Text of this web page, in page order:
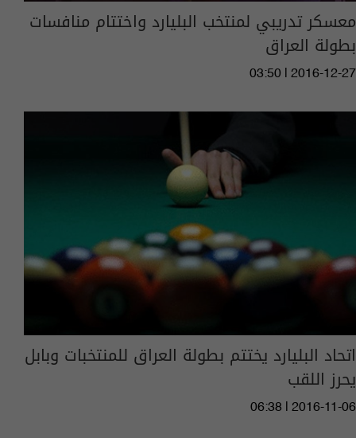
معسكر تدريبي لمنتخب البليارد واختتام منافسات
بطولة العراق
03:50 | 2016-12-27
اتحاد البليارد يختتم بطولة العراق للمنتخبات وبابل
يحرز اللقب
06:38 | 2016-11-06